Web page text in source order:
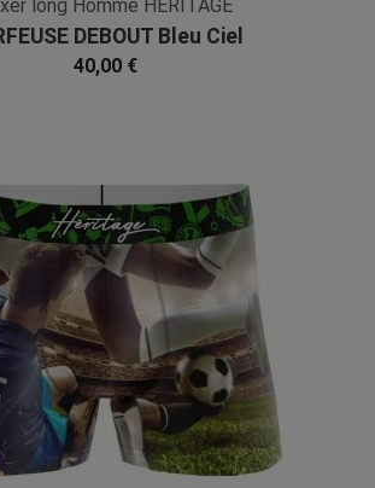
long Homme HERITAGE
DEBOUT Bleu Ciel
Microfibre
40,00 €